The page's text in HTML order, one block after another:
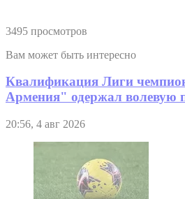
3495 просмотров
Вам может быть интересно
Квалификация Лиги
Армения" одержал волевую
20:56, 4 авг 2026